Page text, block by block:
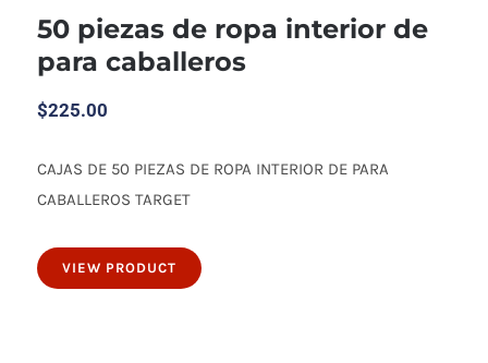
50 piezas de ropa interior de
para caballeros
$225.00
CAJAS DE 50 PIEZAS DE ROPA INTERIOR DE PARA
CABALLEROS TARGET
VIEW PRODUCT